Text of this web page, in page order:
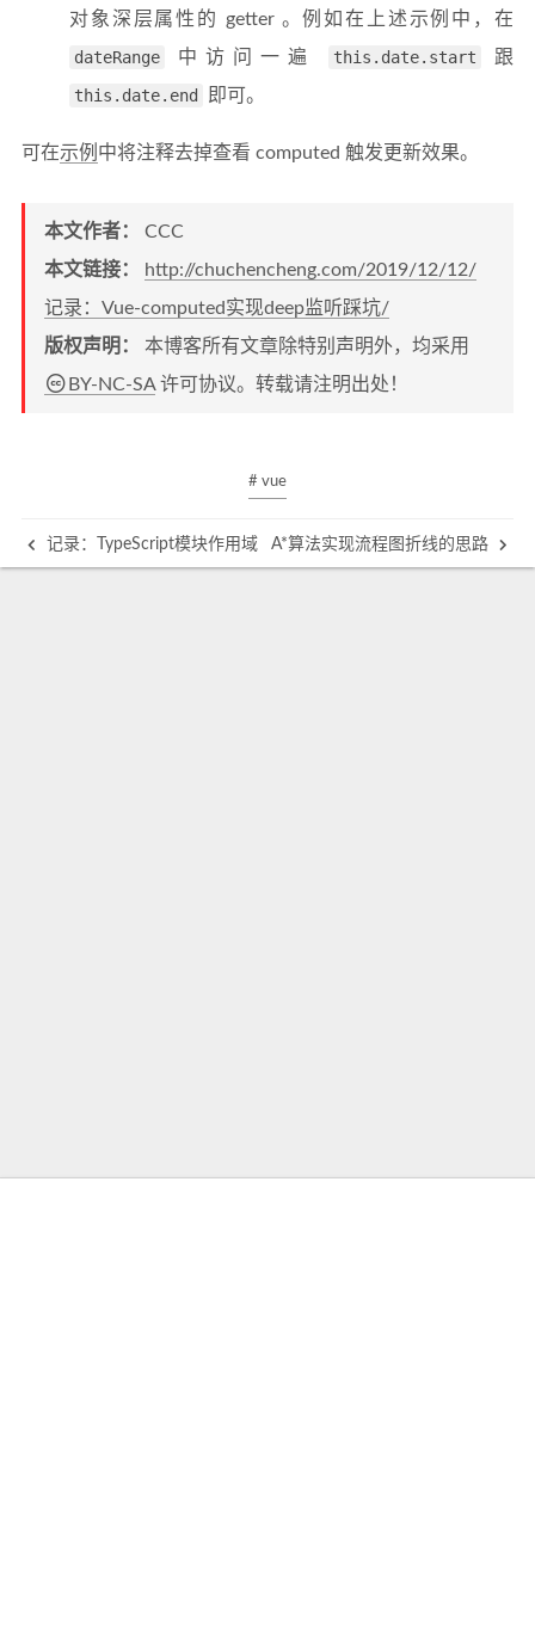
对象深层属性的 getter 。例如在上述示例中，在
dateRange
中访问一遍 this.date.start
跟
this.date.end
即可。
可在示例 中将注释去掉查看 computed 触发更新效果。
本文作者： CCC
本文链接：
http://chuchencheng.com/2019/12/12/
记录：Vue-computed实现deep监听踩坑/
版权声明： 本博客所有文章除特别声明外，均采用
BY-NC-SA许可协议。转载请注明出处！
# vue
记录：TypeScript模块作用域 A*算法实现流程图折线的思路